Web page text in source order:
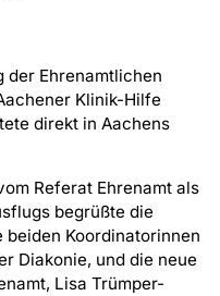
der Ehrenamtlichen
Klinik-Hilfe
direkt in Aachens
Referat Ehrenamt als
begrüßte die
beiden Koordinatorinnen
Diakonie, und die neue
Lisa Trümper-